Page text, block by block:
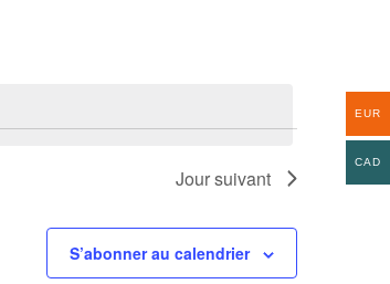
Jour suivant
S’abonner au calendrier
EUR
CAD